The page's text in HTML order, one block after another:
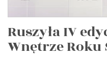
Ruszyła IV
Wnętrze Roku